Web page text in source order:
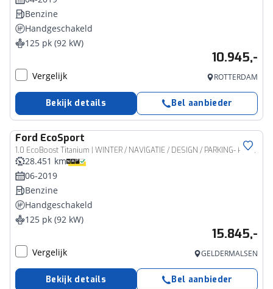
Benzine
Handgeschakeld
125 pk (92 kW)
10.945,-
Vergelijk ROTTERDAM
Bekijk details Bel aanbieder
Ford EcoSport
1.0 EcoBoost Titanium | WINTER / NAVIGATIE / DESIGN / PARKING- PACK | TREKHAAK | 17"
28.451 km
06-2019
Benzine
Handgeschakeld
125 pk (92 kW)
15.845,-
Vergelijk GELDERMALSEN
Bekijk details Bel aanbieder